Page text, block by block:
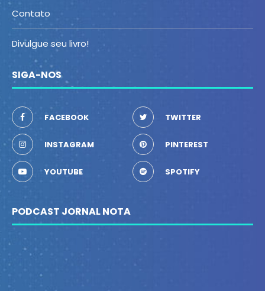
Contato
Divulgue seu livro!
SIGA-NOS
FACEBOOK TWITTER
INSTAGRAM PINTEREST
YOUTUBE SPOTIFY
PODCAST JORNAL NOTA